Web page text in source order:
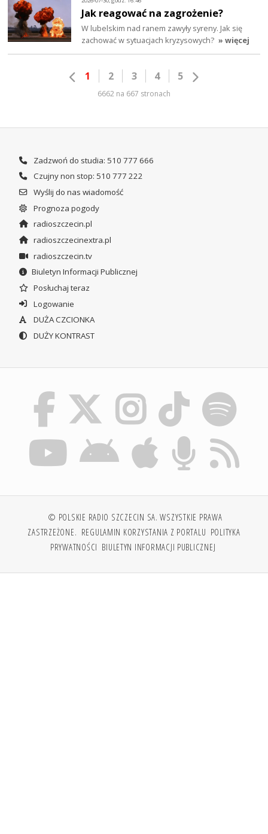
Jak reagować na zagrożenie?
W lubelskim nad ranem zawyły syreny. Jak się
zachować w sytuacjach kryzysowych? » więcej
1 2 3 4 5
6662 na 667 stronach
Zadzwoń do studia: 510 777 666
Czujny non stop: 510 777 222
Wyślij do nas wiadomość
Prognoza pogody
radioszczecin.pl
radioszczecinextra.pl
radioszczecin.tv
Biuletyn Informacji Publicznej
Posłuchaj teraz
Logowanie
DUŻA CZCIONKA
DUŻY KONTRAST
© POLSKIE RADIO SZCZECIN SA. WSZYSTKIE PRAWA
ZASTRZEŻONE. REGULAMIN KORZYSTANIA Z PORTALU POLITYKA
PRYWATNOŚCI BIULETYN INFORMACJI PUBLICZNEJ